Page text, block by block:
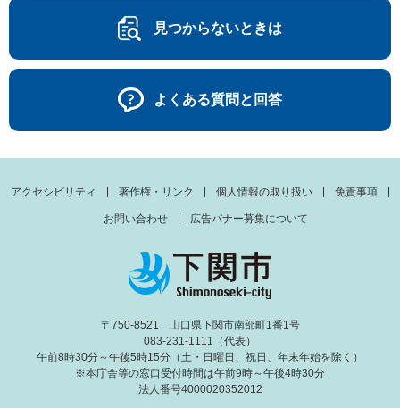
見つからないときは
よくある質問と回答
アクセシビリティ 著作権・リンク 個人情報の取り扱い 免責事項
お問い合わせ 広告バナー募集について
〒750-8521 山口県下関市南部町1番1号
083-231-1111（代表）
午前8時30分～午後5時15分（土・日曜日、祝日、年末年始を除く）
※本庁舎等の窓口受付時間は午前9時～午後4時30分
法人番号4000020352012